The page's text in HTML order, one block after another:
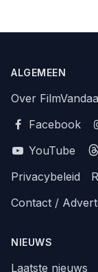
ALGEMEEN
Over
Facebook
YouTube
Privacybeleid
Contact /
NIEUWS
Laatste nieuws